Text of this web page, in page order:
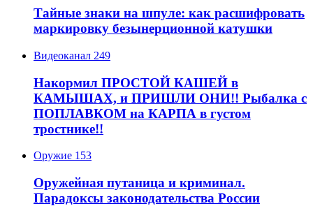
Тайные знаки на шпуле: как расшифровать
маркировку безынерционной катушки
Видеоканал 249
Накормил ПРОСТОЙ КАШЕЙ в
КАМЫШАХ, и ПРИШЛИ ОНИ!! Рыбалка с
ПОПЛАВКОМ на КАРПА в густом
тростнике!!
Оружие 153
Оружейная путаница и криминал.
Парадоксы законодательства России